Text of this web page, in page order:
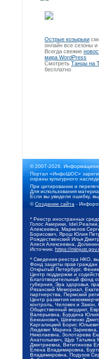
Острые козырьки
онлайн все сезоны и
Всегда свежие
мира WordPress
Смотреть Танцы на
бесплатно
© 2007-2026,
Портал «ИнфоШОС»
охраны культурного
При цитировании и
Для использования
Если вы увидели ошибку,
©Создание сайта -
* Реестр иностранных
Голос Америки,
Алексеевна, Маркелов
Борисович, Ярош Юлия
Рождественский Илья
Алеся Алексеевна,
Источник: https://
* Сведения реестра НКО,
Фонд защиты прав граждан
Открытый Петербург,
Центр поддержки и
Благотворительный фонд
губерния, Эра здоровья,
Рязанский Мемориал,
партнерства, Пермский
Центр развития
контроль, Человек и
Общественный вердикт,
Валерьевна, Бурдина Юлия
Бекханович, Шевченко
Каргалицкий Борис
Людевиг Марина Зариевна,
Николаевна, Золотарева
Анатольевич, Щур Татьяна
Дмитриевна, Вититинова
Елена Владимировна,
Владимировна, Подузов